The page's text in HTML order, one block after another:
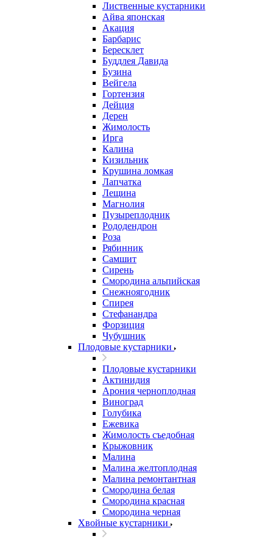
Лиственные кустарники
Айва японская
Акация
Барбарис
Бересклет
Буддлея Давида
Бузина
Вейгела
Гортензия
Дейция
Дерен
Жимолость
Ирга
Калина
Кизильник
Крушина ломкая
Лапчатка
Лещина
Магнолия
Пузыреплодник
Рододендрон
Роза
Рябинник
Самшит
Сирень
Смородина альпийская
Снежноягодник
Спирея
Стефанандра
Форзиция
Чубушник
Плодовые кустарники
Плодовые кустарники
Актинидия
Арония черноплодная
Виноград
Голубика
Ежевика
Жимолость съедобная
Крыжовник
Малина
Малина желтоплодная
Малина ремонтантная
Смородина белая
Смородина красная
Смородина черная
Хвойные кустарники